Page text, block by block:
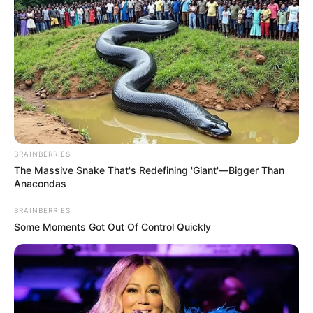
ALERTA BOGOTÁ EN GOOGLE NEWS
TEMAS RELACIONADOS
CANASTA FAMILIAR CORABASTOS ALIMENTACIÓN
MANTÉNGASE EN ALERTA
interesan. Para estar bien informado, por
favor, active las notificaciones de Alerta.
ACTIVAR AHORA
BRAINBERRIES
The Massive Snake That's Redefining 'Giant'—Bigger Than
Anacondas
BRAINBERRIES
Some Moments Got Out Of Control Quickly